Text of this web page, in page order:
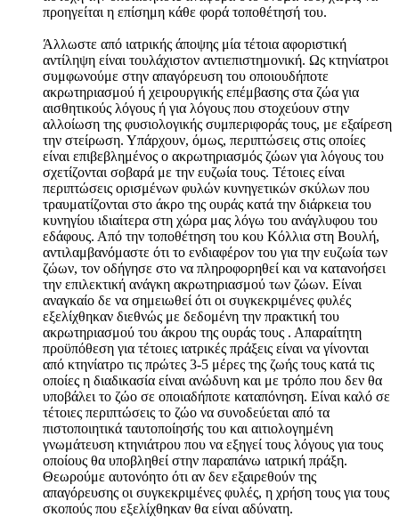
προηγείται η επίσημη κάθε φορά τοποθέτησή του.
Άλλωστε από ιατρικής άποψης μία τέτοια αφοριστική
αντίληψη είναι τουλάχιστον αντιεπιστημονική. Ως κτηνίατροι
συμφωνούμε στην απαγόρευση του οποιουδήποτε
ακρωτηριασμού ή χειρουργικής επέμβασης στα ζώα για
αισθητικούς λόγους ή για λόγους που στοχεύουν στην
αλλοίωση της φυσιολογικής συμπεριφοράς τους, με εξαίρεση
την στείρωση. Υπάρχουν, όμως, περιπτώσεις στις οποίες
είναι επιβεβλημένος ο ακρωτηριασμός ζώων για λόγους του
σχετίζονται σοβαρά με την ευζωία τους. Τέτοιες είναι
περιπτώσεις ορισμένων φυλών κυνηγετικών σκύλων που
τραυματίζονται στο άκρο της ουράς κατά την διάρκεια του
κυνηγίου ιδιαίτερα στη χώρα μας λόγω του ανάγλυφου του
εδάφους. Από την τοποθέτηση του κου Κόλλια στη Βουλή,
αντιλαμβανόμαστε ότι το ενδιαφέρον του για την ευζωία των
ζώων, τον οδήγησε στο να πληροφορηθεί και να κατανοήσει
την επιλεκτική ανάγκη ακρωτηριασμού των ζώων. Είναι
αναγκαίο δε να σημειωθεί ότι οι συγκεκριμένες φυλές
εξελίχθηκαν διεθνώς με δεδομένη την πρακτική του
ακρωτηριασμού του άκρου της ουράς τους . Απαραίτητη
προϋπόθεση για τέτοιες ιατρικές πράξεις είναι να γίνονται
από κτηνίατρο τις πρώτες 3-5 μέρες της ζωής τους κατά τις
οποίες η διαδικασία είναι ανώδυνη και με τρόπο που δεν θα
υποβάλει το ζώο σε οποιαδήποτε καταπόνηση. Είναι καλό σε
τέτοιες περιπτώσεις το ζώο να συνοδεύεται από τα
πιστοποιητικά ταυτοποίησής του και αιτιολογημένη
γνωμάτευση κτηνιάτρου που να εξηγεί τους λόγους για τους
οποίους θα υποβληθεί στην παραπάνω ιατρική πράξη.
Θεωρούμε αυτονόητο ότι αν δεν εξαιρεθούν της
απαγόρευσης οι συγκεκριμένες φυλές, η χρήση τους για τους
σκοπούς που εξελίχθηκαν θα είναι αδύνατη.